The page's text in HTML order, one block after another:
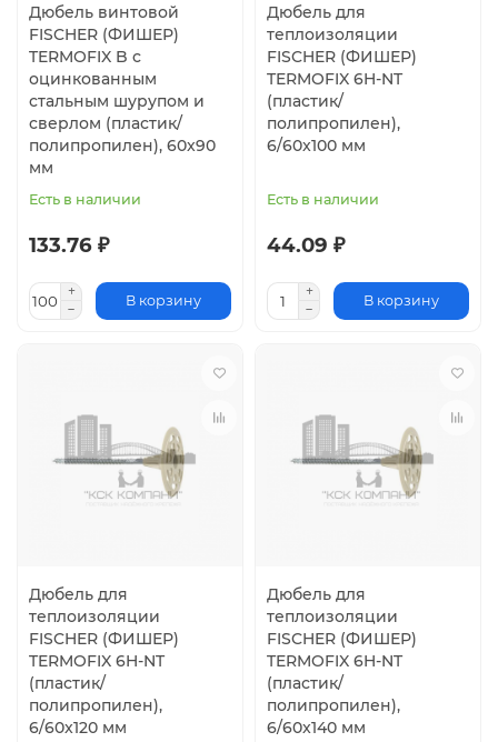
Дюбель винтовой
FISCHER (ФИШЕР)
TERMOFIX B с
оцинкованным
стальным шурупом и
сверлом (пластик/
полипропилен), 60x90
мм
Есть в наличии
133.76 ₽
В корзину
Дюбель для
теплоизоляции
FISCHER (ФИШЕР)
TERMOFIX 6H-NT
(пластик/
полипропилен),
6/60x100 мм
Есть в наличии
44.09 ₽
В корзину
Дюбель для
теплоизоляции
FISCHER (ФИШЕР)
TERMOFIX 6H-NT
(пластик/
полипропилен),
6/60x120 мм
Дюбель для
теплоизоляции
FISCHER (ФИШЕР)
TERMOFIX 6H-NT
(пластик/
полипропилен),
6/60x140 мм